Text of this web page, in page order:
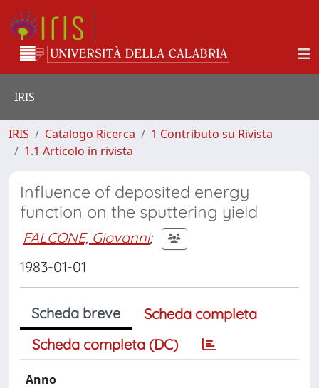
IRIS
IRIS Catalogo Ricerca
1 Contributo su Rivista
1.1 Articolo in rivista
Influence of deposited energy
function on the sputtering yield
FALCONE, Giovanni;
1983-01-01
Scheda breve
Scheda completa
Scheda completa (DC)
Anno